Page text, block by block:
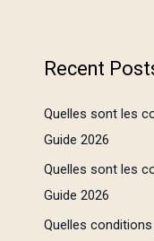
Recent
Quelles sont les
Guide 2026
Quelles sont les
Guide 2026
Quelles